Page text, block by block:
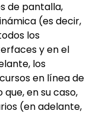
de pantalla,
(es decir,
los
y en el
los
en línea de
en su caso,
(en adelante,